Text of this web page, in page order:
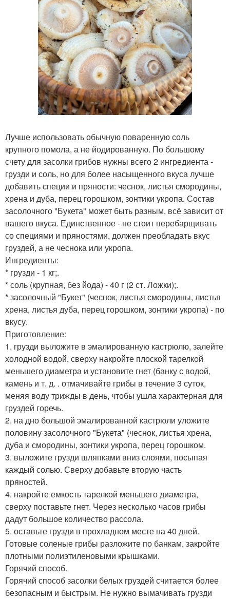
Лучше использовать обычную поваренную соль
крупного помола, а не йодированную. По большому
счету для засолки грибов нужны всего 2 ингредиента -
грузди и соль, но для более насыщенного вкуса лучше
добавить специи и пряности: чеснок, листья смородины,
хрена и дуба, перец горошком, зонтики укропа. Состав
засолочного "Букета" может быть разным, всё зависит от
вашего вкуса. Единственное - не стоит перебарщивать
со специями и пряностями, должен преобладать вкус
груздей, а не чеснока или укропа.
Ингредиенты:
* грузди - 1 кг;.
* соль (крупная, без йода) - 40 г (2 ст. Ложки);.
* засолочный "Букет" (чеснок, листья смородины, листья
хрена, листья дуба, перец горошком, зонтики укропа) - по
вкусу.
Приготовление:
1. грузди выложите в эмалированную кастрюлю, залейте
холодной водой, сверху накройте плоской тарелкой
меньшего диаметра и установите гнет (банку с водой,
камень и т. д. . отмачивайте грибы в течение 3 суток,
меняя воду трижды в день, чтобы ушла характерная для
груздей горечь.
2. на дно большой эмалированной кастрюли уложите
половину засолочного "Букета" (чеснок, листья хрена,
дуба и смородины, зонтики укропа, перец горошком.
3. выложите грузди шляпками вниз слоями, посыпая
каждый солью. Сверху добавьте вторую часть
пряностей.
4. накройте емкость тарелкой меньшего диаметра,
сверху поставьте гнет. Через несколько часов грибы
дадут большое количество рассола.
5. оставьте грузди в прохладном месте на 40 дней.
Готовые соленые грибы разложите по банкам, закройте
плотными полиэтиленовыми крышками.
Горячий способ.
Горячий способ засолки белых груздей считается более
безопасным и быстрым. Не нужно вымачивать грузди